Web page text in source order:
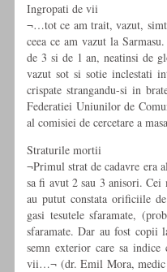
Ingropati de vii
¬…tot ce am trait, vazut,
ceea ce am vazut la
de 3 si de 1 an, neatinsi de
vazut sot si sotie inclestati
crispate strangandu-si in
Federatiei Uniunilor de
al comisiei de cercetare a
Straturile mortii
¬Primul strat de cadavre era
sa fi avut 2 sau 3 anisori.
au putut constata orificiile
gasi tesutele sfaramate,
sfaramate. Dar au fost copii
semn exterior care sa
vii…¬ (dr. Emil Mora, medic